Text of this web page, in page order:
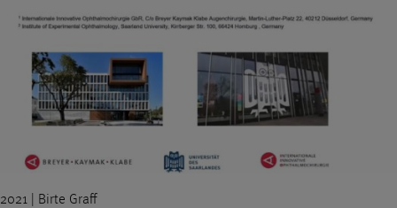
2021 | Birte Graff